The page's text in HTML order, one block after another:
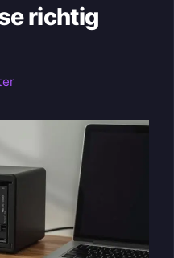
richtig